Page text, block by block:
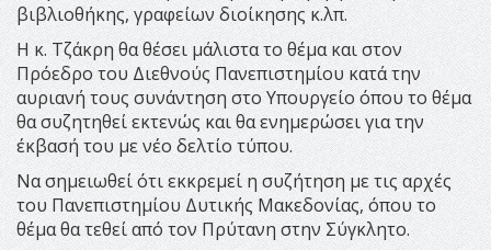
βιβλιοθήκης, γραφείων διοίκησης κ.λπ.
Η κ. Τζάκρη θα θέσει μάλιστα το θέμα και στον
Πρόεδρο του Διεθνούς Πανεπιστημίου κατά την
αυριανή τους συνάντηση στο Υπουργείο όπου το θέμα
θα συζητηθεί εκτενώς και θα ενημερώσει για την
έκβασή του με νέο δελτίο τύπου.
Να σημειωθεί ότι εκκρεμεί η συζήτηση με τις αρχές
του Πανεπιστημίου Δυτικής Μακεδονίας, όπου το
θέμα θα τεθεί από τον Πρύτανη στην Σύγκλητο.